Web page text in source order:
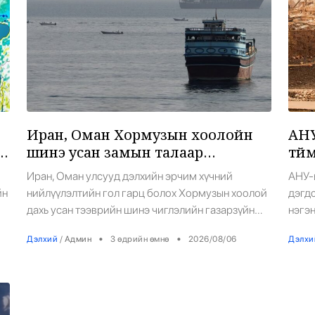
6
7
Иран, Оман Хормузын хоолойн
шинэ усан замын талаар
тохиролцоонд ойртлоо
Иран, Оман улсууд дэлхийн эрчим хүчний
нийлүүлэлтийн гол гарц болох Хормузын хоолой
дахь усан тээврийн шинэ чиглэлийн газарзүйн
бөгөөд хамтарсан мэдэгдлийн төслийг эцэслэн
Дэлхий / Админ • 3 өдрийн өмнө • 2026/08/06
АНУ-